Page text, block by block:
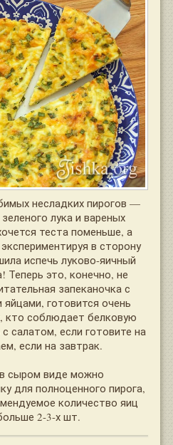
несладких пирогов —
лука и вареных
теста поменьше, а
в сторону
испечь луково-яичный
Теперь это, конечно, не
запеканочка с
готовится очень
кто соблюдает белковую
салатом, если готовите на
если на завтрак.
сыром виде можно
для полноценного пирога,
количество яиц
2-3-х шт.